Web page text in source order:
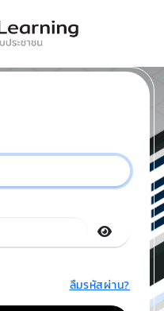
ลืมรหัสผ่าน?